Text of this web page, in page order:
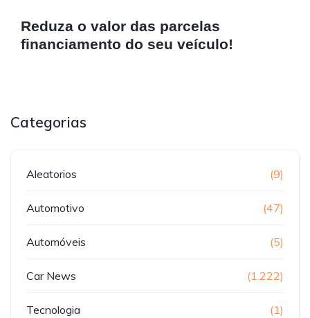
Reduza o valor das parcelas
financiamento do seu veículo!
Categorias
Aleatorios (9)
Automotivo (47)
Automóveis (5)
Car News (1.222)
Tecnologia (1)